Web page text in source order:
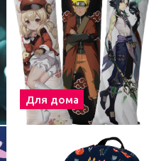
Для дома